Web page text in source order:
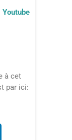
à cet
par ici: